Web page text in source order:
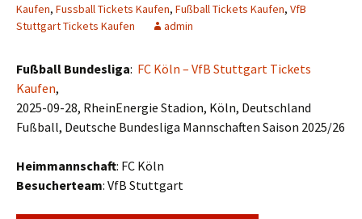
Kaufen, Fussball Tickets Kaufen, Fußball Tickets Kaufen, VfB
Stuttgart Tickets Kaufen
admin
Fußball Bundesliga: FC Köln – VfB Stuttgart Tickets
Kaufen,
2025-09-28, RheinEnergie Stadion, Köln, Deutschland
Fußball, Deutsche Bundesliga Mannschaften Saison 2025/26
Heimmannschaft: FC Köln
Besucherteam: VfB Stuttgart